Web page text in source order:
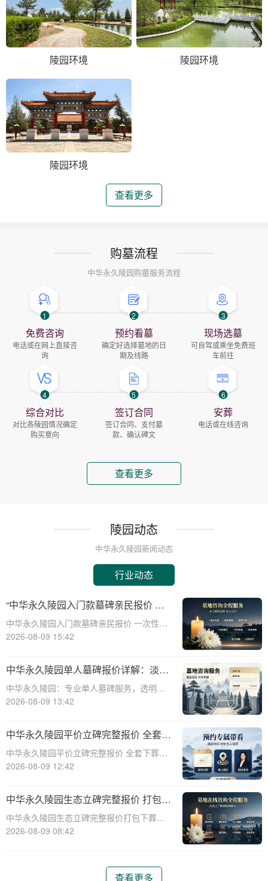
陵园环境 陵园环境
陵园环境
查看更多
购墓流程
中华永久陵园购墓服务流程
1
免费咨询
电话或在网上直接咨
询
2
预约看墓
确定好选择墓地的日
期及线路
3
现场选墓
可自驾或乘坐免费班
车前往
4
综合对比
对比各陵园情况确定
购买意向
5
签订合同
签订合同、支付墓
款、确认碑文
6
安葬
电话或在线咨询
查看更多
陵园动态
中华永久陵园新闻动态
行业动态
“中华永久陵园入门款墓碑亲民报价 一
次性付清享折上折：超值安葬方案深度
解析”
中华永久陵园入门款墓碑亲民报价 一次性付
清享折上折：超值安葬方案深度解析☎ 中华
中，我们总会面临生离死别的时刻。当亲人
离世，选择一个合适的安葬地点，
2026-08-09 15:42
中华永久陵园单人墓碑报价详解：淡季
下单享数千元优惠
中华永久陵园：专业单人墓碑服务，透明报
价与淡季优惠助力您选择理想安息之地☎ 中
园，作为业界领先的陵园服务提供商，深知
每一座墓碑背后承载的深情与敬意。
2026-08-09 13:42
中华永久陵园平价立碑完整报价 全套下
葬流程打包降价详解
中华永久陵园平价立碑完整报价 全套下葬流
程打包降价详解☎ 中华永久陵园电话:400-
生老病死。当我们的亲人离开这个世界，留
下的是无尽的思念和缅怀。而中华
2026-08-09 12:42
中华永久陵园生态立碑完整报价 打包下
葬服务同步享折扣详解
中华永久陵园生态立碑完整报价打包下葬服
务同步享折扣详解☎ 中华永久陵园电话:400-
服务。生态立碑作为一种新型的殡
2026-08-09 08:42
查看更多